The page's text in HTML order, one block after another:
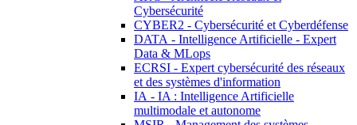
Cybersécurité
CYBER2 - Cybersécurité et Cyberdéfense
DATA - Intelligence Artificielle - Expert
Data & MLops
ECRSI - Expert cybersécurité des réseaux
et des systèmes d'information
IA - IA : Intelligence Artificielle
multimodale et autonome